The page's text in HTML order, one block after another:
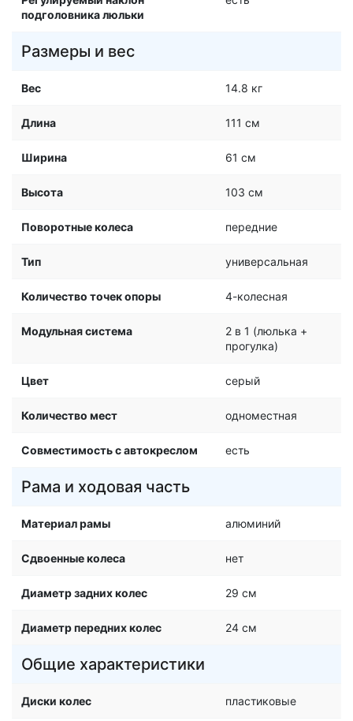
подголовника люльки
Размеры и вес
Вес 14.8 кг
Длина 111 см
Ширина 61 см
Высота 103 см
Поворотные колеса передние
Тип универсальная
Количество точек опоры 4-колесная
Модульная система
2 в 1 (люлька +
прогулка)
Цвет серый
Количество мест одноместная
Совместимость с автокреслом есть
Рама и ходовая часть
Материал рамы алюминий
Сдвоенные колеса нет
Диаметр задних колес 29 см
Диаметр передних колес 24 см
Общие характеристики
Диски колес пластиковые